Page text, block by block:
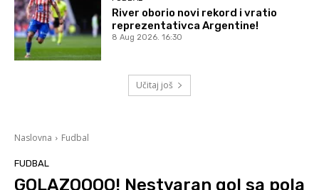
River oborio novi rekord i vratio
reprezentativca Argentine!
8 Aug 2026. 16:30
Učitaj još